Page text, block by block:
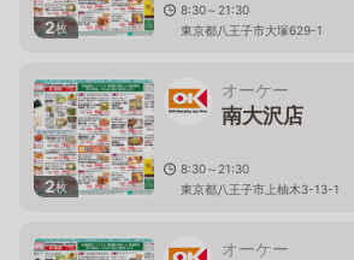
2枚
8:30～21:30
東京都八王子市大塚629-1
2枚
オーケー
南大沢店
8:30～21:30
東京都八王子市上柚木3-13-1
オーケー